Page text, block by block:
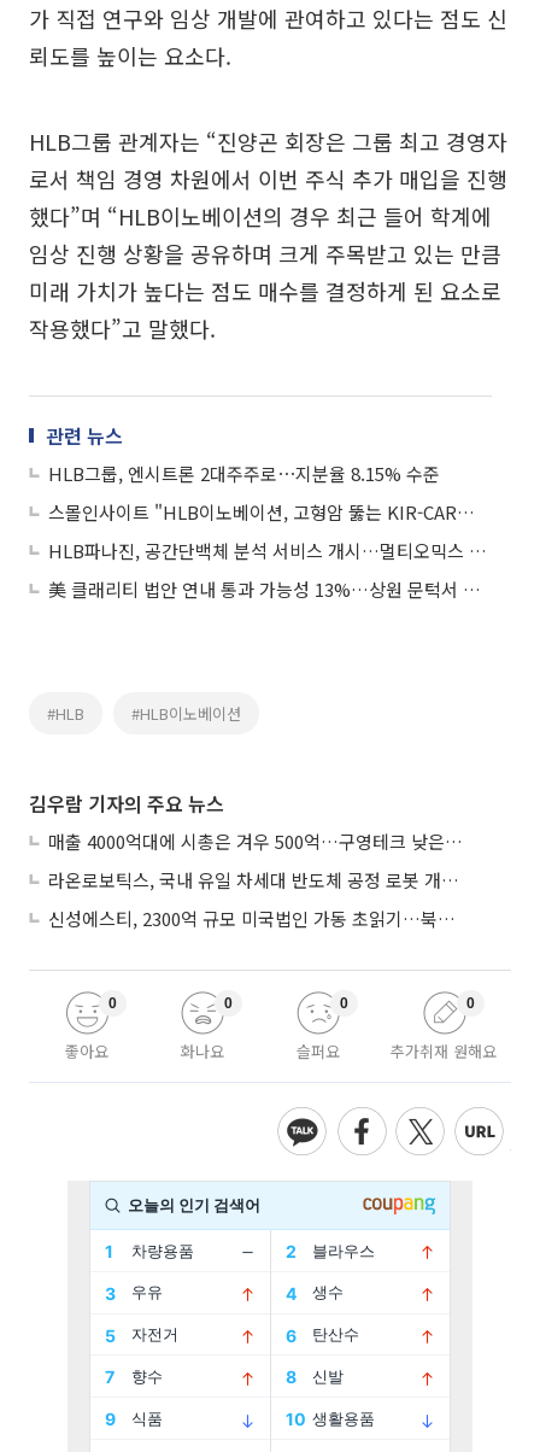
가 직접 연구와 임상 개발에 관여하고 있다는 점도 신
뢰도를 높이는 요소다.
HLB그룹 관계자는 “진양곤 회장은 그룹 최고 경영자
로서 책임 경영 차원에서 이번 주식 추가 매입을 진행
했다”며 “HLB이노베이션의 경우 최근 들어 학계에
임상 진행 상황을 공유하며 크게 주목받고 있는 만큼
미래 가치가 높다는 점도 매수를 결정하게 된 요소로
작용했다”고 말했다.
관련 뉴스
HLB그룹, 엔시트론 2대주주로⋯지분율 8.15% 수준
스몰인사이트 "HLB이노베이션, 고형암 뚫는 KIR-CAR…범용 CAR-T 플랫폼 가능성 부각"
HLB파나진, 공간단백체 분석 서비스 개시…멀티오믹스 플랫폼 구축 시동
美 클래리티 법안 연내 통과 가능성 13%…상원 문턱서 제동
#HLB #HLB이노베이션
김우람 기자의 주요 뉴스
매출 4000억대에 시총은 겨우 500억…구영테크 낮은 몸값에 저가 승계 마무리
라온로보틱스, 국내 유일 차세대 반도체 공정 로봇 개발 ‘고객사 테스트 진행’
신성에스티, 2300억 규모 미국법인 가동 초읽기…북미 ESS 공략 본격화
좋아요
0
화나요
0
슬퍼요
0
추가취재 원해요
0